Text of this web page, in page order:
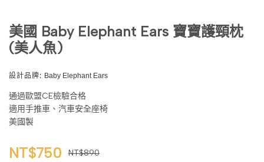
美國 Baby Elephant Ears 寶寶護頸枕
(美人魚)
設計品牌: Baby Elephant Ears
通過歐盟CE檢驗合格
適用手推車、汽車安全座椅
美國製
NT$750 NT$890